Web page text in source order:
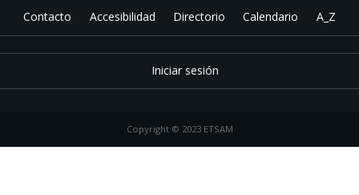
Contacto Accesibilidad Directorio Calendario A_Z
Iniciar sesión
Copyright © 2023 ETSAM